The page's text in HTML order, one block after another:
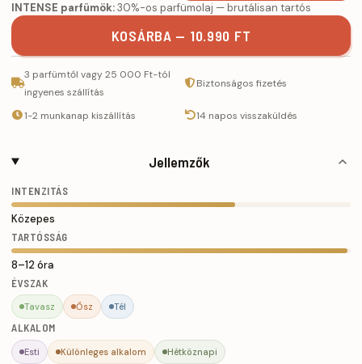
INTENSE parfümök:30%-os parfümolaj — brutálisan tartós
KOSÁRBA — 10.990 FT
3 parfümtől vagy 25 000 Ft-tól
ingyenes szállítás
Biztonságos fizetés
1-2 munkanap kiszállítás 14 napos visszaküldés
Jellemzők
INTENZITÁS
Közepes
TARTÓSSÁG
8–12 óra
ÉVSZAK
Tavasz Ősz Tél
ALKALOM
Esti Különleges alkalom Hétköznapi